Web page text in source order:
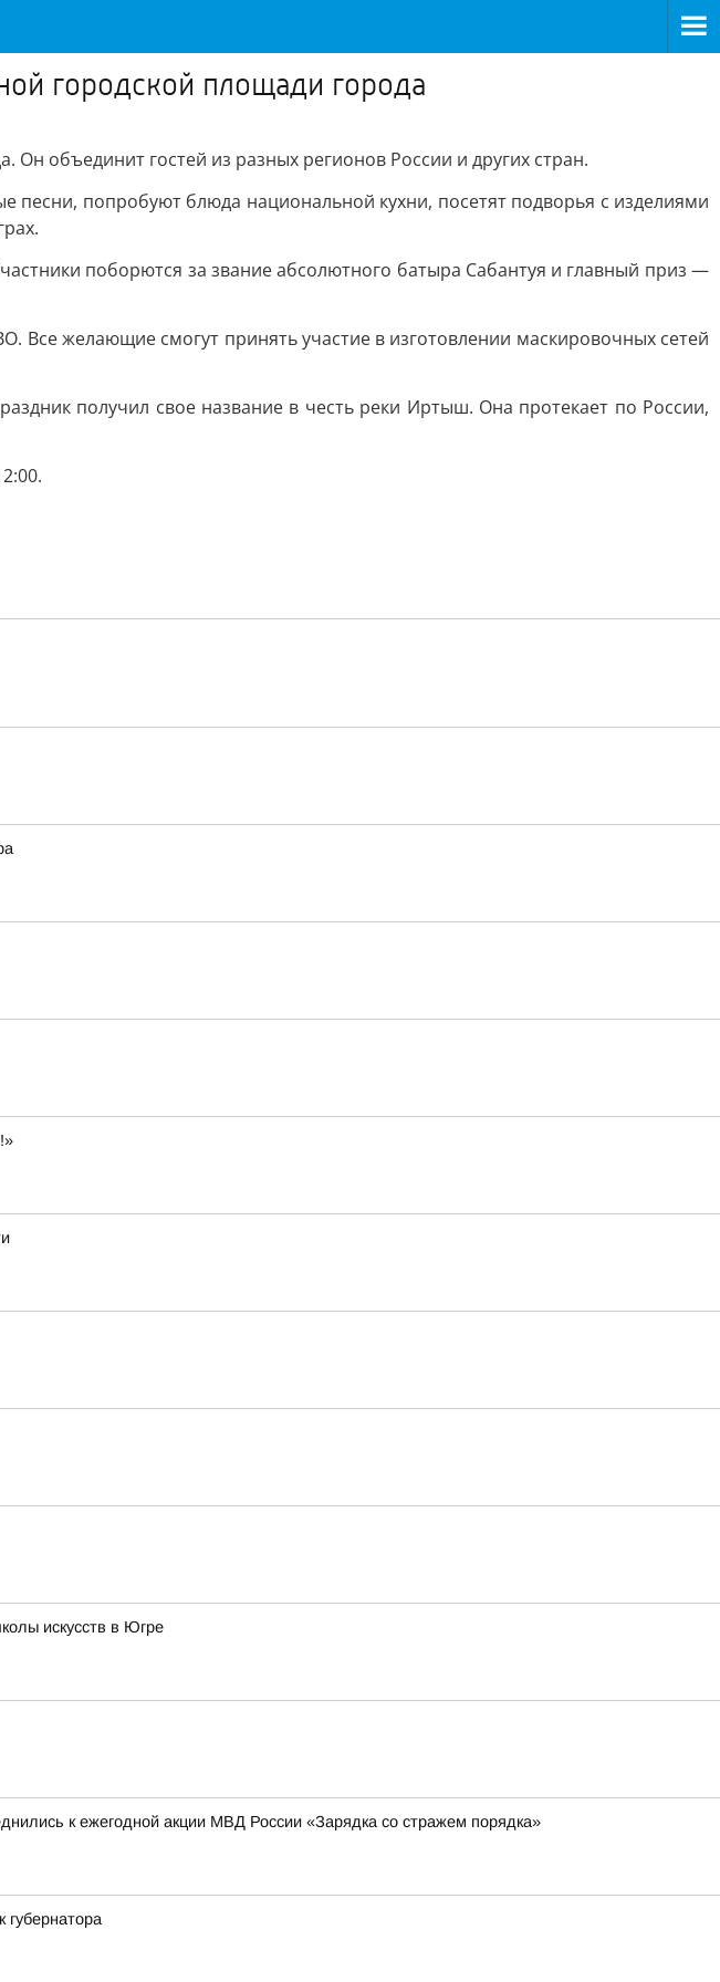
городской площади города
объединит гостей из разных регионов России и других стран.
песни, попробуют блюда национальной кухни, посетят подворья с изделиями
поборются за звание абсолютного батыра Сабантуя и главный приз —
Все желающие смогут принять участие в изготовлении маскировочных сетей
получил свое название в честь реки Иртыш. Она протекает по России,
искусств в Югре
к ежегодной акции МВД России «Зарядка со стражем порядка»